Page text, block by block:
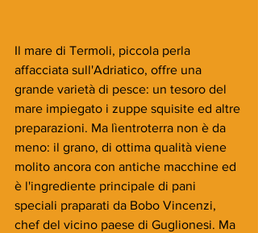
Il mare di Termoli, piccola perla
affacciata sull'Adriatico, offre una
grande varietà di pesce: un tesoro del
mare impiegato i zuppe squisite ed altre
preparazioni. Ma lìentroterra non è da
meno: il grano, di ottima qualità viene
molito ancora con antiche macchine ed
è l'ingrediente principale di pani
speciali praparati da Bobo Vincenzi,
chef del vicino paese di Guglionesi. Ma